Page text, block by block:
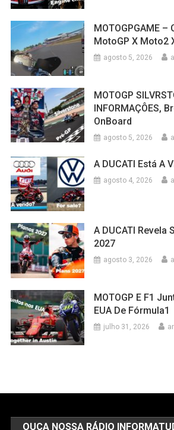
MOTOGPGAME –
MotoGP X Moto2
agosto 5, 2026
MOTOGP
INFORMAÇÔES,
OnBoard
agosto 5, 2026
A DUCATI Está A
agosto 4, 2026
A DUCATI Revela
2027
agosto 3, 2026
MOTOGP E F1
EUA De Fórmula1
julho 31, 2026
OUÇA NOSSA RÁDIO